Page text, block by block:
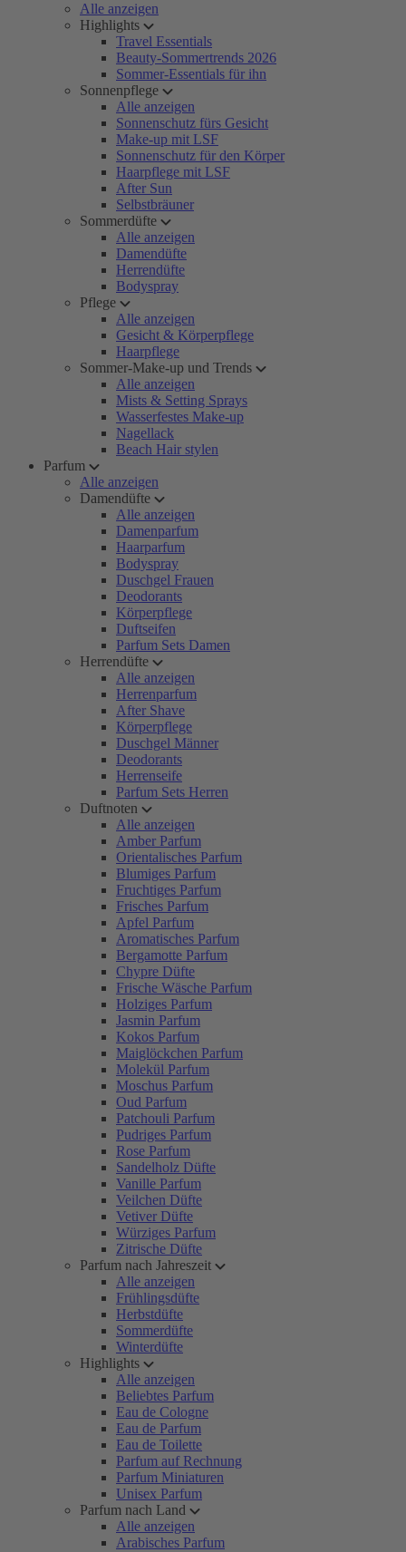
Alle anzeigen
Highlights
Travel Essentials
Beauty-Sommertrends 2026
Sommer-Essentials für ihn
Sonnenpflege
Alle anzeigen
Sonnenschutz fürs Gesicht
Make-up mit LSF
Sonnenschutz für den Körper
Haarpflege mit LSF
After Sun
Selbstbräuner
Sommerdüfte
Alle anzeigen
Damendüfte
Herrendüfte
Bodyspray
Pflege
Alle anzeigen
Gesicht & Körperpflege
Haarpflege
Sommer-Make-up und Trends
Alle anzeigen
Mists & Setting Sprays
Wasserfestes Make-up
Nagellack
Beach Hair stylen
Parfum
Alle anzeigen
Damendüfte
Alle anzeigen
Damenparfum
Haarparfum
Bodyspray
Duschgel Frauen
Deodorants
Körperpflege
Duftseifen
Parfum Sets Damen
Herrendüfte
Alle anzeigen
Herrenparfum
After Shave
Körperpflege
Duschgel Männer
Deodorants
Herrenseife
Parfum Sets Herren
Duftnoten
Alle anzeigen
Amber Parfum
Orientalisches Parfum
Blumiges Parfum
Fruchtiges Parfum
Frisches Parfum
Apfel Parfum
Aromatisches Parfum
Bergamotte Parfum
Chypre Düfte
Frische Wäsche Parfum
Holziges Parfum
Jasmin Parfum
Kokos Parfum
Maiglöckchen Parfum
Molekül Parfum
Moschus Parfum
Oud Parfum
Patchouli Parfum
Pudriges Parfum
Rose Parfum
Sandelholz Düfte
Vanille Parfum
Veilchen Düfte
Vetiver Düfte
Würziges Parfum
Zitrische Düfte
Parfum nach Jahreszeit
Alle anzeigen
Frühlingsdüfte
Herbstdüfte
Sommerdüfte
Winterdüfte
Highlights
Alle anzeigen
Beliebtes Parfum
Eau de Cologne
Eau de Parfum
Eau de Toilette
Parfum auf Rechnung
Parfum Miniaturen
Unisex Parfum
Parfum nach Land
Alle anzeigen
Arabisches Parfum